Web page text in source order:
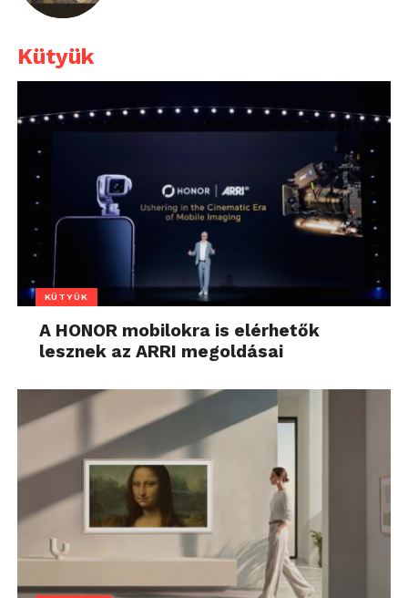
Kütyük
KÜTYÜK
A HONOR mobilokra is elérhetők
lesznek az ARRI megoldásai